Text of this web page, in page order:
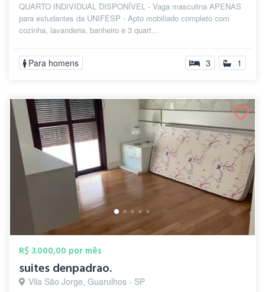
QUARTO INDIVIDUAL DISPONÍVEL - Vaga masculina APENAS
para estudantes da UNIFESP - Apto mobiliado completo com
cozinha, lavanderia, banheiro e 3 quart...
Para homens 3 1
R$ 3.000,00 por mês
suites denpadrao.
Vila São Jorge, Guarulhos - SP